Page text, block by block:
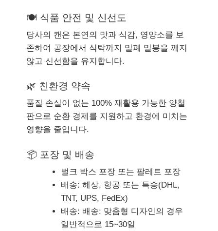
🍽 식품 안전 및 신선도
당사의 캔은 본연의 맛과 식감, 영양소를 보
존하여 공장에서 식탁까지 밀폐 밀봉을 깨지
않고 신선함을 유지합니다.
🌿 친환경 약속
품질 손실이 없는 100% 재활용 가능한 양철
판으로 순환 경제를 지원하고 환경에 미치는
영향을 줄입니다.
📦 포장 및 배송
벌크 박스 포장 또는 팔레트 포장
배송: 해상, 항공 또는 특송(DHL,
TNT, UPS, FedEx)
배송: 배송: 맞춤형 디자인의 경우
일반적으로 15~30일